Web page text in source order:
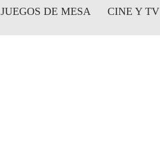
JUEGOS DE MESA CINE Y TV